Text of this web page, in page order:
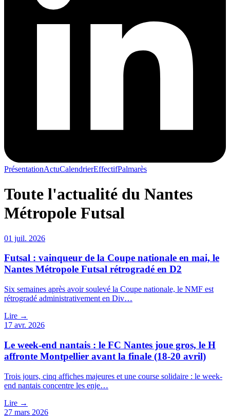
PrésentationActuCalendrierEffectifPalmarès
Toute l'actualité du Nantes
Métropole Futsal
01 juil. 2026
Futsal : vainqueur de la Coupe nationale en mai, le
Nantes Métropole Futsal rétrogradé en D2
Six semaines après avoir soulevé la Coupe nationale, le NMF est
rétrogradé administrativement en Div…
Lire →
17 avr. 2026
Le week-end nantais : le FC Nantes joue gros, le H
affronte Montpellier avant la finale (18-20 avril)
Trois jours, cinq affiches majeures et une course solidaire : le week-
end nantais concentre les enje…
Lire →
27 mars 2026